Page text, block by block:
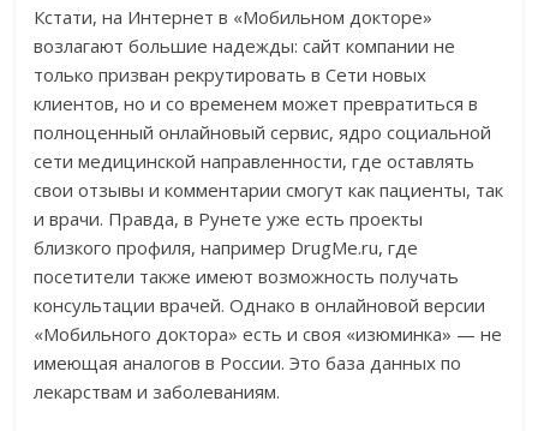
Кстати, на Интернет в «Мобильном докторе»
возлагают большие надежды: сайт компании не
только призван рекрутировать в Сети новых
клиентов, но и со временем может превратиться в
полноценный онлайновый сервис, ядро социальной
сети медицинской направленности, где оставлять
свои отзывы и комментарии смогут как пациенты, так
и врачи. Правда, в Рунете уже есть проекты
близкого профиля, например DrugMe.ru, где
посетители также имеют возможность получать
консультации врачей. Однако в онлайновой версии
«Мобильного доктора» есть и своя «изюминка» — не
имеющая аналогов в России. Это база данных по
лекарствам и заболеваниям.